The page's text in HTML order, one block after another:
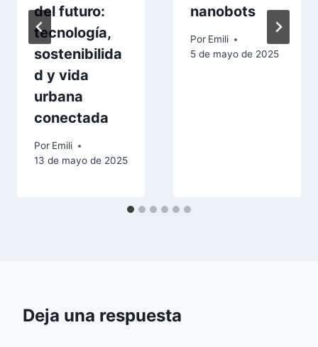
del futuro:
tecnología,
sostenibilida
d y vida
urbana
conectada
Por Emili
13 de mayo de 2025
nanobots
Por Emili
5 de mayo de 2025
Deja una respuesta